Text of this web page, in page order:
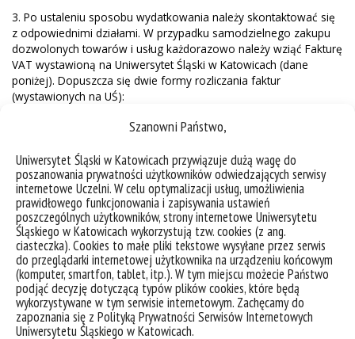
Szanowni Państwo,
Uniwersytet Śląski w Katowicach przywiązuje dużą wagę do
poszanowania prywatności użytkowników odwiedzających serwisy
internetowe Uczelni. W celu optymalizacji usług, umożliwienia
prawidłowego funkcjonowania i zapisywania ustawień
poszczególnych użytkowników, strony internetowe Uniwersytetu
Śląskiego w Katowicach wykorzystują tzw. cookies (z ang.
ciasteczka). Cookies to małe pliki tekstowe wysyłane przez serwis
do przeglądarki internetowej użytkownika na urządzeniu końcowym
(komputer, smartfon, tablet, itp.). W tym miejscu możecie Państwo
podjąć decyzję dotyczącą typów plików cookies, które będą
wykorzystywane w tym serwisie internetowym. Zachęcamy do
zapoznania się z Polityką Prywatności Serwisów Internetowych
Uniwersytetu Śląskiego w Katowicach.
3. Po ustaleniu sposobu wydatkowania należy skontaktować się
z odpowiednimi działami. W przypadku samodzielnego zakupu
dozwolonych towarów i usług każdorazowo należy wziąć Fakturę
VAT wystawioną na Uniwersytet Śląski w Katowicach (dane
poniżej). Dopuszcza się dwie formy rozliczania faktur
(wystawionych na UŚ):
Samodzielny zakup z własnych środków, dostarczenie
oraz późniejszy zwrot środków na konto
Pobranie faktury z odroczonym terminem płatności (14
dni) oraz niezwłoczne dostarczenie jej do księgowości w
celu rozliczenia z firmą.
DANE DO FAKTURY
Uniwersytet Śląski
NIP: 634-019-71-34
Bankowa 12